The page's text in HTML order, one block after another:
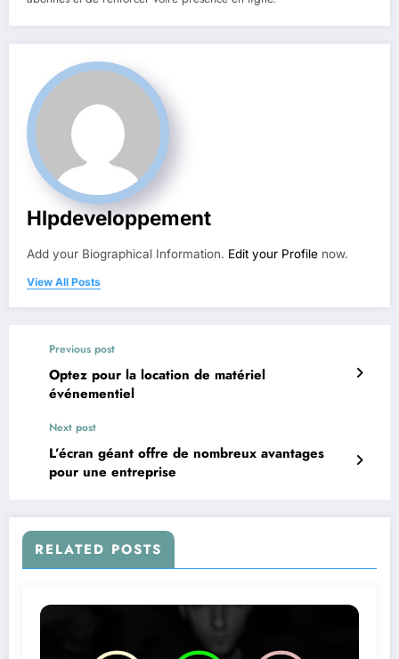
Hlpdeveloppement
Add your Biographical Information. Edit your Profile now.
View All Posts
Previous post
Optez pour la location de matériel
événementiel
Next post
L’écran géant offre de nombreux avantages
pour une entreprise
RELATED POSTS